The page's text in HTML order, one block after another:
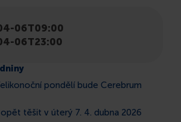
06T09:00
06T23:00
pondělí bude Cerebrum
opět těšit v úterý 7. 4. dubna 2026